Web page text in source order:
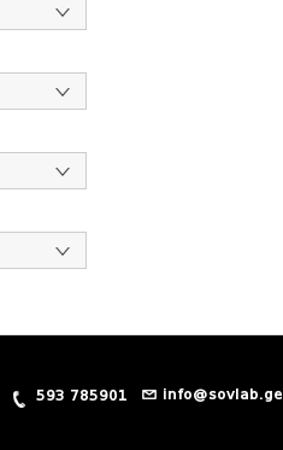
593 785901 info@sovlab.ge